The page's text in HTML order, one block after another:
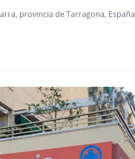
provincia de Tarragona, España